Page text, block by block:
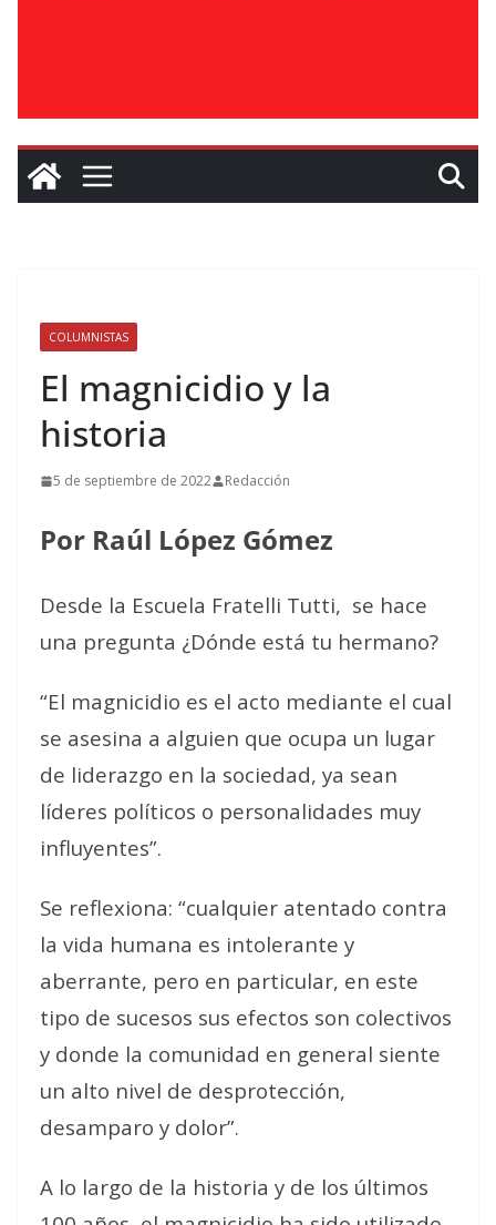
COLUMNISTAS
El magnicidio y la
historia
5 de septiembre de 2022 Redacción
Por Raúl López Gómez
Desde la Escuela Fratelli Tutti, se hace
una pregunta ¿Dónde está tu hermano?
“El magnicidio es el acto mediante el cual
se asesina a alguien que ocupa un lugar
de liderazgo en la sociedad, ya sean
líderes políticos o personalidades muy
influyentes”.
Se reflexiona: “cualquier atentado contra
la vida humana es intolerante y
aberrante, pero en particular, en este
tipo de sucesos sus efectos son colectivos
y donde la comunidad en general siente
un alto nivel de desprotección,
desamparo y dolor”.
A lo largo de la historia y de los últimos